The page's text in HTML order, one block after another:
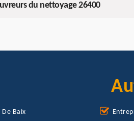
du nettoyage 26400
De Baix